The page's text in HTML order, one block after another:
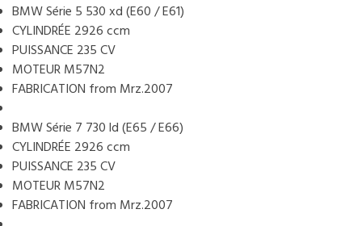
BMW Série 5 530 xd (E60 / E61)
CYLINDRÉE 2926 ccm
PUISSANCE 235 CV
MOTEUR M57N2
FABRICATION from Mrz.2007
BMW Série 7 730 ld (E65 / E66)
CYLINDRÉE 2926 ccm
PUISSANCE 235 CV
MOTEUR M57N2
FABRICATION from Mrz.2007